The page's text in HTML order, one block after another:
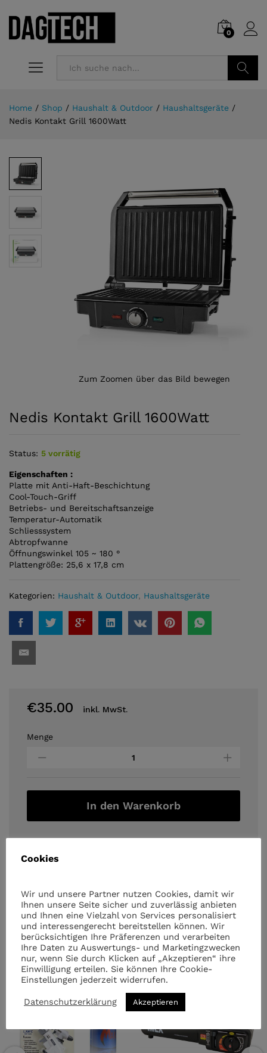
0
Home / Shop / Haushalt & Outdoor / Haushaltsgeräte /
Nedis Kontakt Grill 1600Watt
Zum Zoomen über das Bild bewegen
Nedis Kontakt Grill 1600Watt
Status: 5 vorrätig
Eigenschaften :
Platte mit Anti-Haft-Beschichtung
Cool-Touch-Griff
Betriebs- und Bereitschaftsanzeige
Temperatur-Automatik
Schliesssystem
Abtropfwanne
Öffnungswinkel 105 ~ 180 °
Plattengröße: 25,6 x 17,8 cm
Kategorien: Haushalt & Outdoor, Haushaltsgeräte
€35.00 inkl. MwSt.
Nedis
quantity
Menge
In den Warenkorb
Ähnliche Artikel
Cookies
Wir und unsere Partner nutzen Cookies, damit wir
Ihnen unsere Seite sicher und zuverlässig anbieten
und Ihnen eine Vielzahl von Services personalisiert
und interessengerecht bereitstellen können. Wir
berücksichtigen Ihre Präferenzen und verarbeiten
Ihre Daten zu Auswertungs- und Marketingzwecken
nur, wenn Sie durch Klicken auf „Akzeptieren“ ihre
Einwilligung erteilen. Sie können Ihre Cookie-
Einstellungen jederzeit widerrufen.
Datenschutzerklärung Akzeptieren